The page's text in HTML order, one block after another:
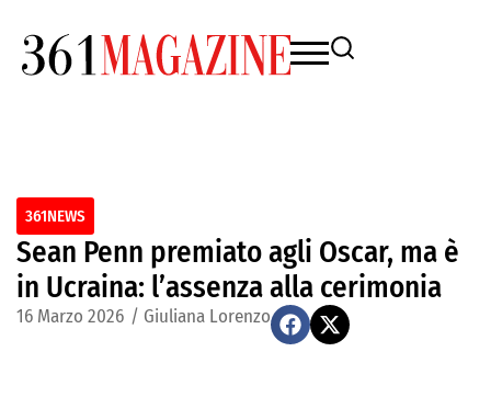
361NEWS
Sean Penn premiato agli Oscar, ma è
in Ucraina: l’assenza alla cerimonia
16 Marzo 2026 / Giuliana Lorenzo